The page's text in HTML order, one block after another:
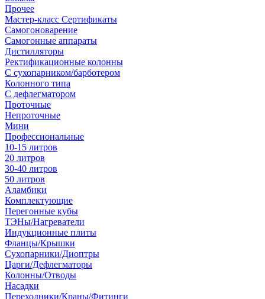
Прочее
Мастер-класс Сертификаты
Самогоноварение
Самогонные аппараты
Дистилляторы
Ректификационные колонны
С сухопарником/барботером
Колонного типа
С дефлегматором
Проточные
Непроточные
Мини
Профессиональные
10-15 литров
20 литров
30-40 литров
50 литров
Аламбики
Комплектующие
Перегонные кубы
ТЭНы/Нагреватели
Индукционные плиты
Фланцы/Крышки
Сухопарники/Диоптры
Царги/Дефлегматоры
Колонны/Отводы
Насадки
Переходники/Краны/Фитинги